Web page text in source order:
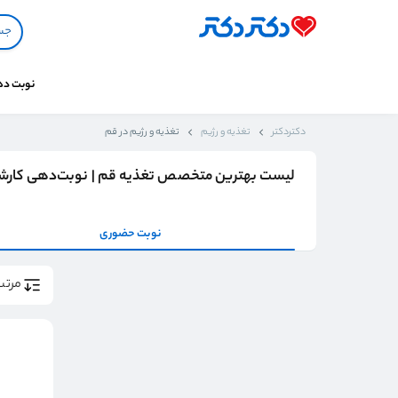
نوبت
دکتردکتر تغذیه و رژیم تغذیه و رژیم در قم
لیست بهترین متخصص تغذیه قم | نوبت‌دهی
نوبت حضوری